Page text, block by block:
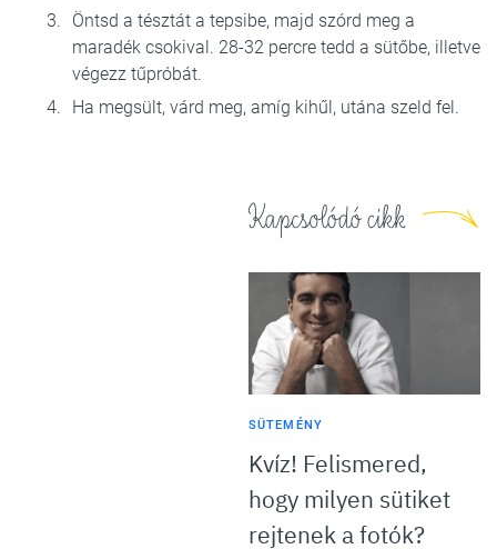
Öntsd a tésztát a tepsibe, majd szórd meg a
maradék csokival. 28-32 percre tedd a sütőbe, illetve
végezz tűpróbát.
Ha megsült, várd meg, amíg kihűl, utána szeld fel.
Kapcsolódó cikk
SÜTEMÉNY
Kvíz! Felismered,
hogy milyen sütiket
rejtenek a fotók?